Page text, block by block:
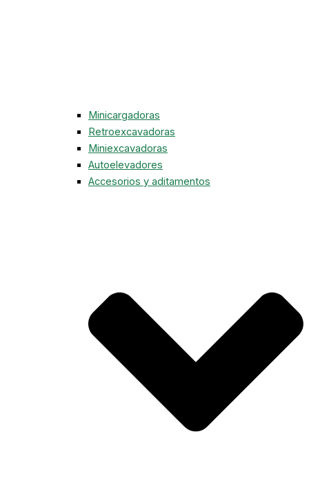
Minicargadoras
Retroexcavadoras
Miniexcavadoras
Autoelevadores
Accesorios y aditamentos